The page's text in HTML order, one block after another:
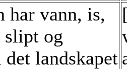
har vann, is,
og
landskapet